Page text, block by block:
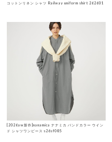
コットンリネン シャツ Railway uniform shirt 262601
[2026aw新作]nanamica ナナミカ バンドカラー ウイン
ド シャツワンピース s26sf085